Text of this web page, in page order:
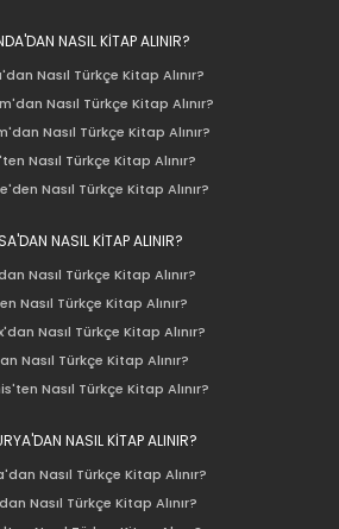
NASIL KİTAP ALINIR?
Nasıl Türkçe Kitap Alınır?
Nasıl Türkçe Kitap Alınır?
Nasıl Türkçe Kitap Alınır?
Nasıl Türkçe Kitap Alınır?
Nasıl Türkçe Kitap Alınır?
NASIL KİTAP ALINIR?
Nasıl Türkçe Kitap Alınır?
Nasıl Türkçe Kitap Alınır?
Nasıl Türkçe Kitap Alınır?
Nasıl Türkçe Kitap Alınır?
Nasıl Türkçe Kitap Alınır?
NASIL KİTAP ALINIR?
Nasıl Türkçe Kitap Alınır?
Nasıl Türkçe Kitap Alınır?